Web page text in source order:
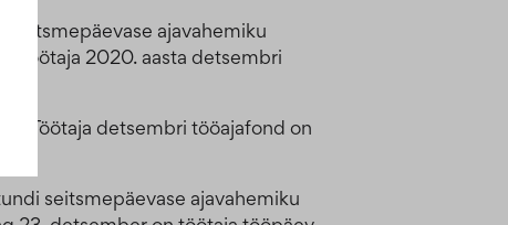
ajavahemiku
töötaja 2020. aasta detsembri
= Töötaja detsembri tööajafond on
seitsmepäevase ajavahemiku